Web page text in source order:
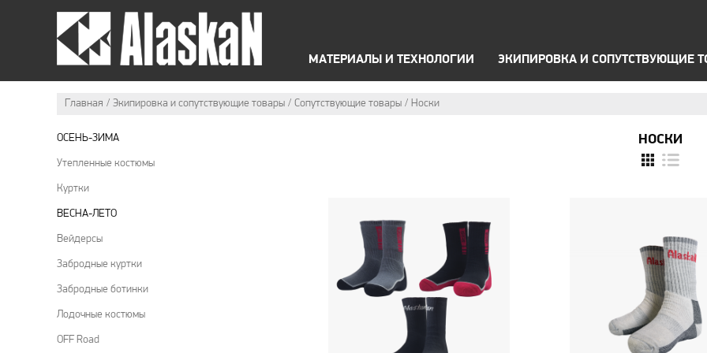
МАТЕРИАЛЫ И ТЕХНОЛОГИИ
ЛЕТНЯЯ ЭКИПИРОВКА ЗИМНЯЯ ЭКИПИРОВКА ТЕРМОБЕЛЬЕ
ЭКИПИРОВКА И СОПУТСТВУЮЩИЕ
Главная Экипировка и сопутствующие товары Cопутствующие товары Носки
ОСЕНЬ-ЗИМА
Утепленные костюмы
Куртки
ВЕСНА-ЛЕТО
Вейдерсы
Забродные куртки
Забродные ботинки
Лодочные костюмы
OFF Road
НОСКИ